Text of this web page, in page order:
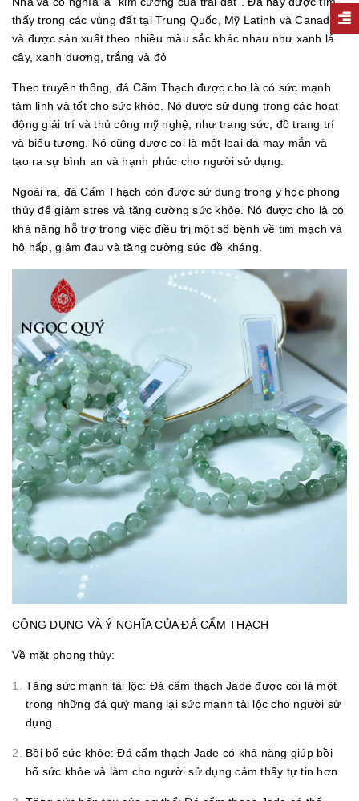
thấy trong các vùng đất tại Trung Quốc, Mỹ Latinh và Canada
và được sản xuất theo nhiều màu sắc khác nhau như xanh lá
cây, xanh dương, trắng và đỏ
Theo truyền thống, đá Cẩm Thạch được cho là có sức mạnh
tâm linh và tốt cho sức khỏe. Nó được sử dụng trong các hoạt
động giải trí và thủ công mỹ nghệ, như trang sức, đồ trang trí
và biểu tượng. Nó cũng được coi là một loại đá may mắn và
tạo ra sự bình an và hạnh phúc cho người sử dụng.
Ngoài ra, đá Cẩm Thạch còn được sử dụng trong y học phong
thủy để giảm stres và tăng cường sức khỏe. Nó được cho là có
khả năng hỗ trợ trong việc điều trị một số bệnh về tim mạch và
hô hấp, giảm đau và tăng cường sức đề kháng.
CÔNG DỤNG VÀ Ý NGHĨA CỦA ĐÁ CẨM THẠCH
Về mặt phong thủy:
Tăng sức mạnh tài lộc: Đá cẩm thạch Jade được coi là một
trong những đá quý mang lại sức mạnh tài lộc cho người sử
dụng.
Bồi bổ sức khỏe: Đá cẩm thạch Jade có khả năng giúp bồi
bổ sức khỏe và làm cho người sử dụng cảm thấy tự tin hơn.